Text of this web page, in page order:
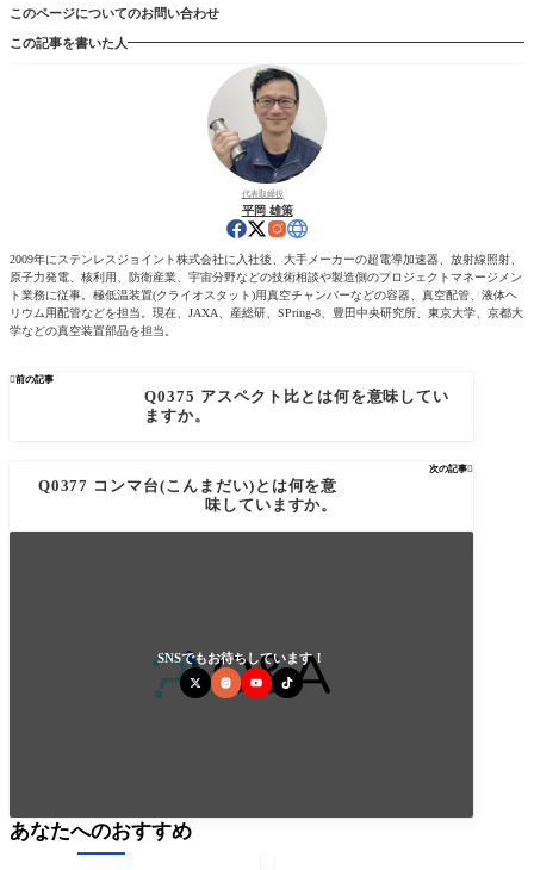
このページについてのお問い合わせ
この記事を書いた人
代表取締役
平岡 雄策
2009年にステンレスジョイント株式会社に入社後、大手メーカーの超電導加速器、放射線照射、
原子力発電、核利用、防衛産業、宇宙分野などの技術相談や製造側のプロジェクトマネージメン
ト業務に従事。極低温装置(クライオスタット)用真空チャンバーなどの容器、真空配管、液体ヘ
リウム用配管などを担当。現在、JAXA、産総研、SPring-8、豊田中央研究所、東京大学、京都大
学などの真空装置部品を担当。
前の記事
Q0375 アスペクト比とは何を意味してい
ますか。
次の記事
Q0377 コンマ台(こんまだい)とは何を意
味していますか。
SNSでもお待ちしています！
あなたへのおすすめ